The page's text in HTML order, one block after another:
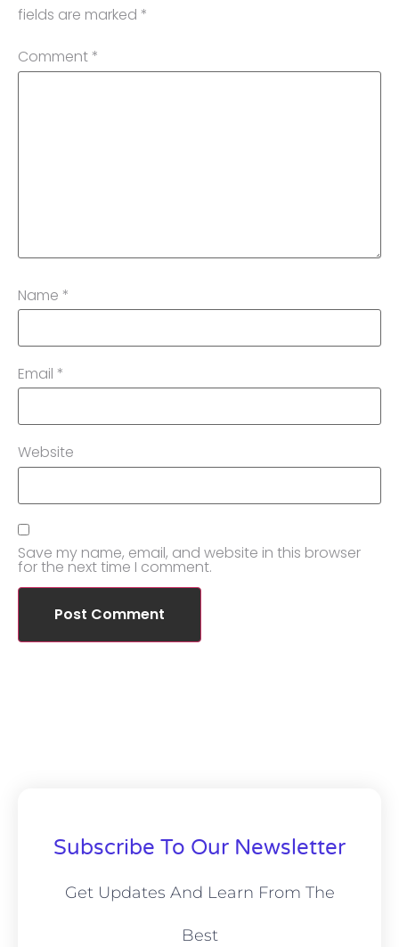
fields are marked *
Comment *
Name *
Email *
Website
Save my name, email, and website in this browser
for the next time I comment.
Subscribe To Our Newsletter
Get Updates And Learn From The
Best